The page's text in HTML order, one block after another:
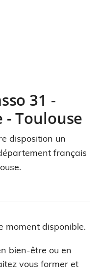
31 -
- Toulouse
disposition un
français
moment disponible.
bien-être ou en
vous former et